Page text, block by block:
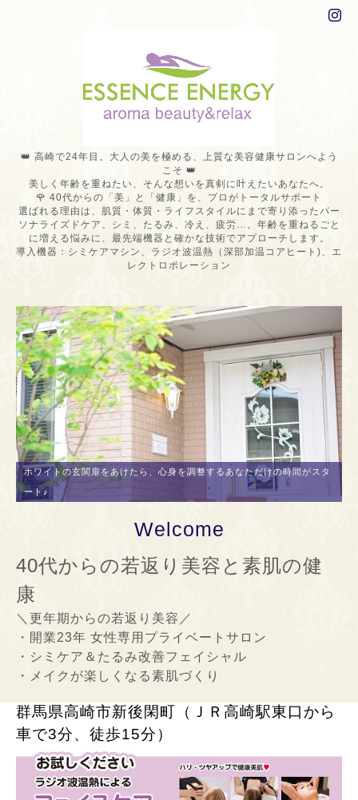
👑 高崎で24年目。大人の美を極める、上質な美容健康サロンへよう
こそ 👑
美しく年齢を重ねたい、そんな想いを真剣に叶えたいあなたへ。
🌹 40代からの「美」と「健康」を、プロがトータルサポート
選ばれる理由は、肌質・体質・ライフスタイルにまで寄り添ったパー
ソナライズドケア。シミ、たるみ、冷え、疲労…。年齢を重ねるごと
に増える悩みに、最先端機器と確かな技術でアプローチします。
導入機器：シミケアマシン、ラジオ波温熱（深部加温コアヒート)、エ
レクトロポレーション
ホワイトの玄関扉をあけたら、心身を調整するあなただけの時間がスタ
ート♪
Welcome
40代からの若返り美容と素肌の健
康
＼更年期からの若返り美容／
・開業23年 女性専用プライベートサロン
・シミケア＆たるみ改善フェイシャル
・メイクが楽しくなる素肌づくり
群馬県高崎市新後閑町（ＪＲ高崎駅東口から
車で3分、徒歩15分）